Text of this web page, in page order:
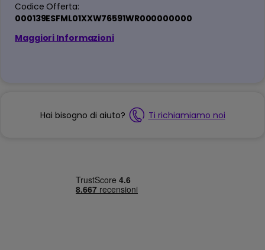
Codice Offerta:
000139ESFML01XXW76591WR000000000
Maggiori Informazioni
Hai bisogno di aiuto? Ti richiamiamo noi